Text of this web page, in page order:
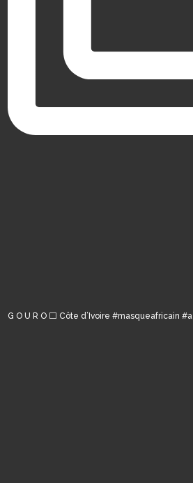
G O U R O ⬜️ Côte d’Ivoire #masqueafricain #a